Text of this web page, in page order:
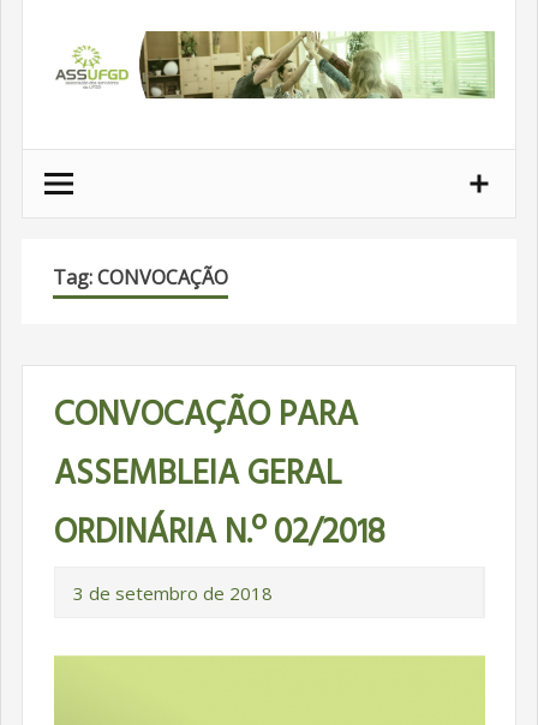
conteúdo
Tag: CONVOCAÇÃO
CONVOCAÇÃO PARA
ASSEMBLEIA GERAL
ORDINÁRIA N.º 02/2018
3 de setembro de 2018